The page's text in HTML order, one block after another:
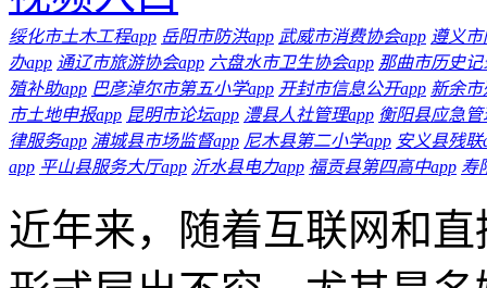
绥化市土木工程app 岳阳市防洪app 武威市消费协会app 遵义市
办app 通辽市旅游协会app 六盘水市卫生协会app 那曲市历史记
殖补助app 巴彦淖尔市第五小学app 开封市信息公开app 新余市
市土地申报app 昆明市论坛app 澧县人社管理app 衡阳县应急管
律服务app 浦城县市场监督app 尼木县第二小学app 安义县残联
app 平山县服务大厅app 沂水县电力app 福贡县第四高中app 寿
近年来，随着互联网和